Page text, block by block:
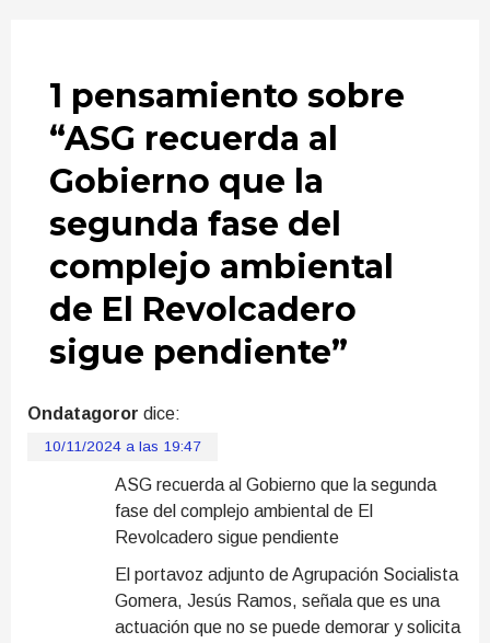
1 pensamiento sobre
“ASG recuerda al
Gobierno que la
segunda fase del
complejo ambiental
de El Revolcadero
sigue pendiente”
Ondatagoror dice:
10/11/2024 a las 19:47
ASG recuerda al Gobierno que la segunda
fase del complejo ambiental de El
Revolcadero sigue pendiente
El portavoz adjunto de Agrupación Socialista
Gomera, Jesús Ramos, señala que es una
actuación que no se puede demorar y solicita